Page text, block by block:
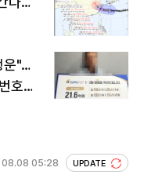
운"…
호조
08.08 05:28 UPDATE